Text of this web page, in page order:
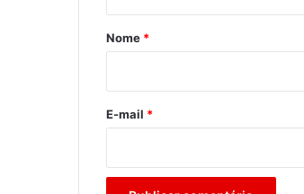
r
*
Nome *
E-mail *